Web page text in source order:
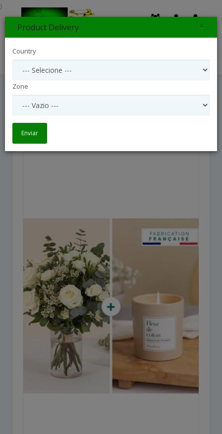
White And Green Bouquet And Candle
}
Product Delivery ×
Country
Zone
Enviar